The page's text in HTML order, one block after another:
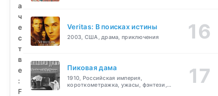
а
ч
е
с
т
в
е
:
F
Veritas: В поисках истины
2003, США, драма, приключения
Пиковая дама
1910, Российская империя,
короткометражка, ужасы, фэнтези,